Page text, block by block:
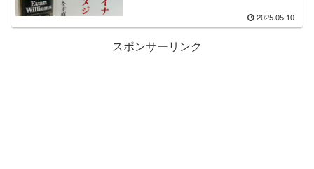
2025.05.10
スポンサーリンク